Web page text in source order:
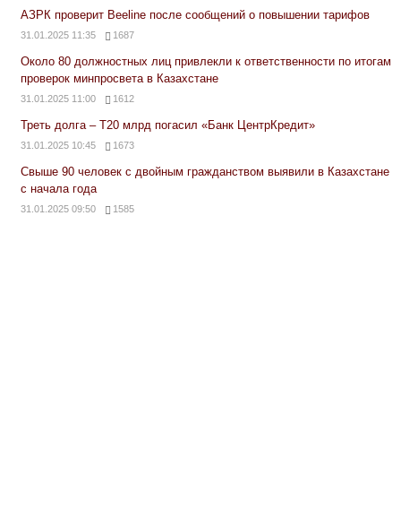
АЗРК проверит Beeline после сообщений о повышении тарифов
31.01.2025 11:35 1687
Около 80 должностных лиц привлекли к ответственности по итогам
проверок минпросвета в Казахстане
31.01.2025 11:00 1612
Треть долга – Т20 млрд погасил «Банк ЦентрКредит»
31.01.2025 10:45 1673
Свыше 90 человек с двойным гражданством выявили в Казахстане
с начала года
31.01.2025 09:50 1585